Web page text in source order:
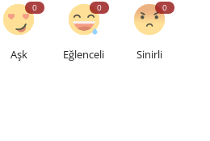
0
Aşk
0
Eğlenceli
0
Sinirli